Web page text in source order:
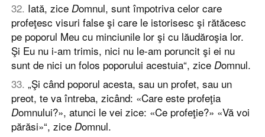
32. Iată, zice Domnul, sunt împotriva celor care
profeţesc visuri false şi care le istorisesc şi rătăcesc
pe poporul Meu cu minciunile lor şi cu lăudăroşia lor.
Şi Eu nu i-am trimis, nici nu le-am poruncit şi ei nu
sunt de nici un folos poporului acestuia“, zice Domnul.
33. „Şi când poporul acesta, sau un profet, sau un
preot, te va întreba, zicând: «Care este profeţia
Domnului?», atunci le vei zice: «Ce profeţie?» «Vă voi
părăsi»“, zice Domnul.